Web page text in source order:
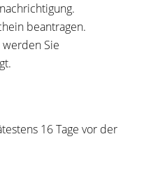
beantragen.
Sie
16 Tage vor der